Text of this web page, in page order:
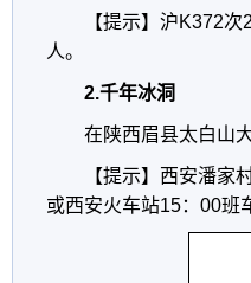
【提示】沪K372
人。
2.千年冰洞
在陕西眉县太白山
【提示】西安潘家
或西安火车站15：00班